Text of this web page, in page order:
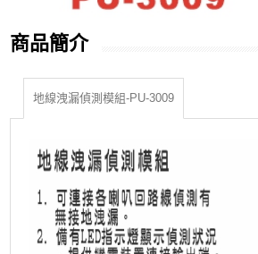
商品簡介
地線洩漏偵測模組-PU-3009